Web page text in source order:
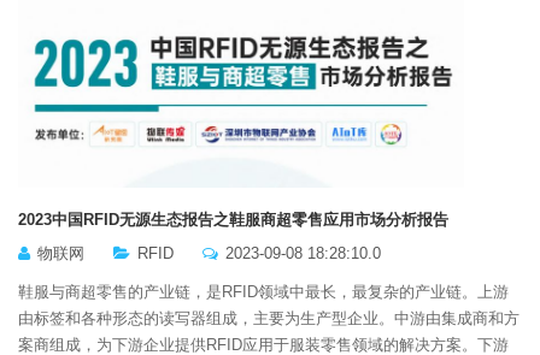
2023中国RFID无源生态报告之鞋服商超零售应用市场分析报告
物联网
RFID 2023-09-08 18:28:10.0
鞋服与商超零售的产业链，是RFID领域中最长，最复杂的产业链。上游
由标签和各种形态的读写器组成，主要为生产型企业。中游由集成商和方
案商组成，为下游企业提供RFID应用于服装零售领域的解决方案。下游